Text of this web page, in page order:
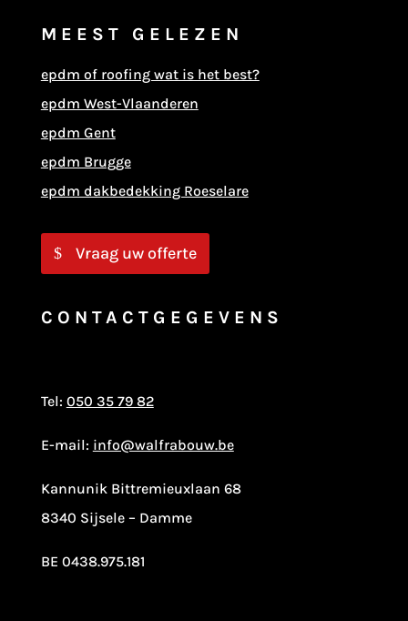
MEEST GELEZEN
epdm of roofing wat is het best?
epdm West-Vlaanderen
epdm Gent
epdm Brugge
epdm dakbedekking Roeselare
Vraag uw offerte
CONTACTGEGEVENS
Tel: 050 35 79 82
E-mail: info@walfrabouw.be
Kannunik Bittremieuxlaan 68
8340 Sijsele – Damme
BE 0438.975.181